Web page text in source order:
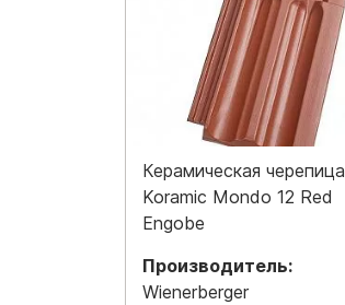
Керамическая черепица
Koramic Mondo 12 Red
Engobe
Производитель:
Wienerberger